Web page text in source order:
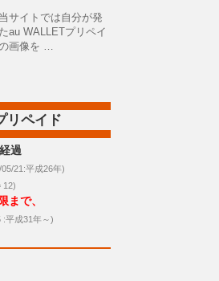
サイトでは自分が発
au WALLETプリペイ
画像を …
リペイド
過
21:平成26年)
12)
まで、
:平成31年～)